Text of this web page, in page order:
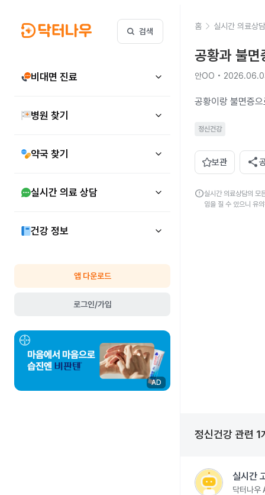
검색
비대면 진료
병원 찾기
약국 찾기
실시간 의료 상담
건강 정보
앱 다운로드
로그인/가입
AD
홈 실시간 의료상담
공황과 불면
안OO •
공황이랑 불면증
정신건강
보관 share
error실시간 의료상담의 모
임을 질 수 있으니 유
정신건강 관련 1
실시간
닥터나우